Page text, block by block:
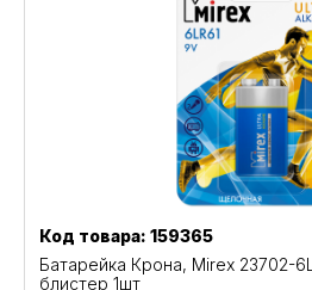
Код товара: 159365
Батарейка Крона, Mirex 23702-
блистер 1шт